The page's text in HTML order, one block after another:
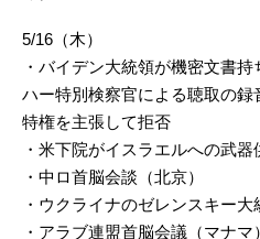
5/16（木）
・バイデン大統領が機密文書
ハー特別検察官による聴取の
特権を主張して拒否
・米下院がイスラエルへの武
・中ロ首脳会談（北京）
・ウクライナのゼレンスキー
・アラブ連盟首脳会議（マナマ）